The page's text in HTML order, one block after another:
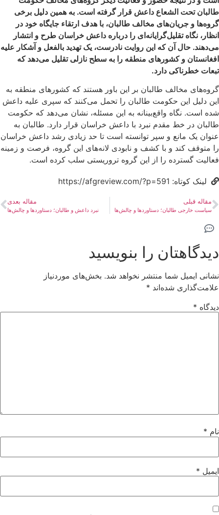
طالبان تحت الشعاع داعش قرار گرفته است. به همین دلیل برخی
گروه‌ها و جریان‌های مخالف طالبان، با هدف ارتقاء جایگاه خود در
انظار، نگاه تقلیل‌گرایانه‌ای را درباره داعش خراسان طرح و انتشار
می‌دهند. حال آن که این روایت نادرست، یک تهدید بالفعل و آشکار علیه
افغانستان و کشورهای منطقه را به سطح نازلی تقلیل می‌دهد که
تبعات خطرناکی دارد.
گروه‌های مخالف طالبان بر این باور هستند که کشورهای منطقه به
این دلیل این حکومت طالبان را تحمل می‌کنند که سپری علیه داعش
شده است. نگاه واقع‌بینانه به این مسئله، نشان می‌دهد که حکومت
طالبان در خط مقدم نبرد با داعش خراسان قرار دارد. طالبان به
عنوان یک مانع و سپر توانسته است تا حد زیادی رشد داعش خراسان
را متوقف کند و با کشف و نابودی لانه‌های این گروه، فرصت و زمینه
فعالیت گسترده را از این گروه تروریستی سلب کرده است.
لینک کوتاه: https://afgreview.com/?p=591
مقاله قبلی
سیاست خارجی طالبان؛ دستاوردها و چالش‌ها
مقاله بعدی
نبرد داعش و طالبان؛ دستاوردها و چالش‌ها
دیدگاهتان را بنویسید
نشانی ایمیل شما منتشر نخواهد شد. بخش‌های موردنیاز
علامت‌گذاری شده‌اند *
دیدگاه *
نام *
ایمیل *